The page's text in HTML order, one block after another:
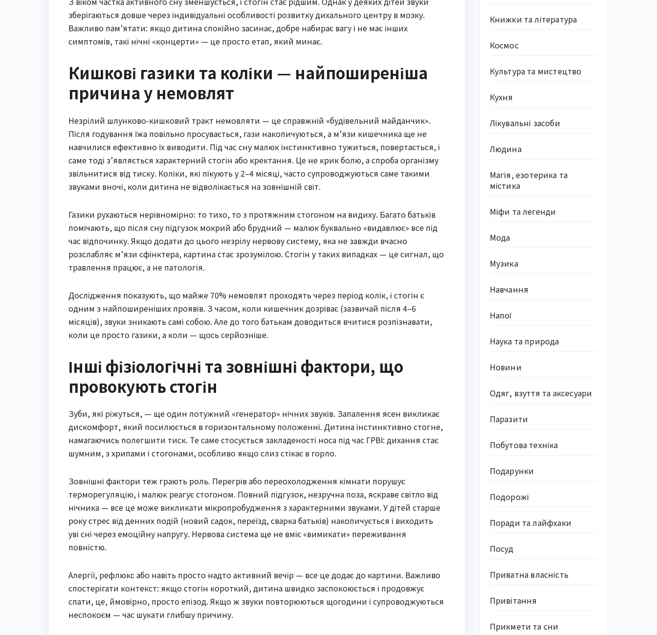
зберігаються довше через індивідуальні особливості розвитку дихального центру в мозку.
Важливо пам’ятати: якщо дитина спокійно засинає, добре набирає вагу і не має інших
симптомів, такі нічні «концерти» — це просто етап, який минає.
Кишкові газики та коліки — найпоширеніша
причина у немовлят
Незрілий шлунково-кишковий тракт немовляти — це справжній «будівельний майданчик».
Після годування їжа повільно просувається, гази накопичуються, а м’язи кишечника ще не
навчилися ефективно їх виводити. Під час сну малюк інстинктивно тужиться, повертається, і
саме тоді з’являється характерний стогін або кректання. Це не крик болю, а спроба організму
звільнитися від тиску. Коліки, які пікують у 2–4 місяці, часто супроводжуються саме такими
звуками вночі, коли дитина не відволікається на зовнішній світ.
Газики рухаються нерівномірно: то тихо, то з протяжним стогоном на видиху. Багато батьків
помічають, що після сну підгузок мокрий або брудний — малюк буквально «видавлює» все під
час відпочинку. Якщо додати до цього незрілу нервову систему, яка не завжди вчасно
розслабляє м’язи сфінктера, картина стає зрозумілою. Стогін у таких випадках — це сигнал, що
травлення працює, а не патологія.
Дослідження показують, що майже 70% немовлят проходять через період колік, і стогін є
одним з найпоширеніших проявів. З часом, коли кишечник дозріває (зазвичай після 4–6
місяців), звуки зникають самі собою. Але до того батькам доводиться вчитися розпізнавати,
коли це просто газики, а коли — щось серйозніше.
Інші фізіологічні та зовнішні фактори, що
провокують стогін
Зуби, які ріжуться, — ще один потужний «генератор» нічних звуків. Запалення ясен викликає
дискомфорт, який посилюється в горизонтальному положенні. Дитина інстинктивно стогне,
намагаючись полегшити тиск. Те саме стосується закладеності носа під час ГРВІ: дихання стає
шумним, з хрипами і стогонами, особливо якщо слиз стікає в горло.
Зовнішні фактори теж грають роль. Перегрів або переохолодження кімнати порушує
терморегуляцію, і малюк реагує стогоном. Повний підгузок, незручна поза, яскраве світло від
нічника — все це може викликати мікропробудження з характерними звуками. У дітей старше
року стрес від денних подій (новий садок, переїзд, сварка батьків) накопичується і виходить
уві сні через емоційну напругу. Нервова система ще не вміє «вимикати» переживання
повністю.
Алергії, рефлюкс або навіть просто надто активний вечір — все це додає до картини. Важливо
спостерігати контекст: якщо стогін короткий, дитина швидко заспокоюється і продовжує
спати, це, ймовірно, просто епізод. Якщо ж звуки повторюються щогодини і супроводжуються
неспокоєм — час шукати глибшу причину.
Книжки та література
Космос
Культура та мистецтво
Кухня
Лікувальні засоби
Людина
Магія, езотерика та
містика
Міфи та легенди
Мода
Музика
Навчання
Напої
Наука та природа
Новини
Одяг, взуття та аксесуари
Паразити
Побутова техніка
Подарунки
Подорожі
Поради та лайфхаки
Посуд
Приватна власність
Привітання
Прикмети та сни